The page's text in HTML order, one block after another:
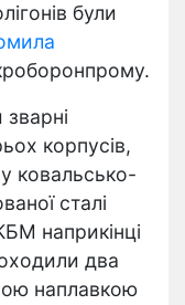
були
корпусів,
ковальсько-
сталі
наприкінці
два
наплавкою